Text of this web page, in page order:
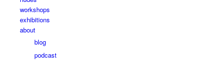
workshops
exhibitions
about
blog
podcast